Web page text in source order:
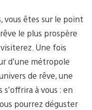
vous êtes sur le point
le plus prospère
Une fois
d’une métropole
de rêve, une
à vous : en
pourrez déguster